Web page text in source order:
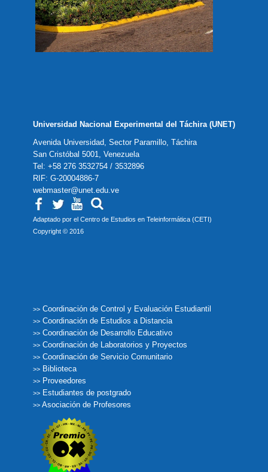
Universidad Nacional Experimental del Táchira (UNET)
Avenida Universidad, Sector Paramillo, Táchira
San Cristóbal 5001, Venezuela
Tel: +58 276 3532754 / 3532896
RIF: G-20004886-7
webmaster@unet.edu.ve
Adaptado por el Centro de Estudios en Teleinformática (CETI)
Copyright © 2016
>> Coordinación de Control y Evaluación Estudiantil
>> Coordinación de Estudios a Distancia
>> Coordinación de Desarrollo Educativo
>> Coordinación de Laboratorios y Proyectos
>> Coordinación de Servicio Comunitario
>> Biblioteca
>> Proveedores
>> Estudiantes de postgrado
>> Asociación de Profesores